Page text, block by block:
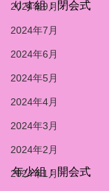
2024年9月
2024年7月
2024年6月
2024年5月
2024年4月
2024年3月
2024年2月
2024年1月
りす組：閉会式
年少組：開会式